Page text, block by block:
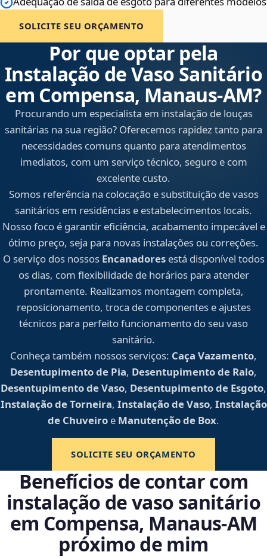
SOLICITE SEU ORÇAMENTO
Por que optar pela
Instalação de Vaso Sanitário
em Compensa, Manaus‑AM?
Procurando um especialista em instalação de louças
sanitárias na sua região? Oferecemos rapidez tanto para
necessidades comuns quanto para atendimentos
imediatos, com um serviço técnico, seguro e com
excelente custo.
Somos referência na colocação e substituição de vasos
sanitários em residências e estabelecimentos locais.
Nosso foco é garantir eficiência, acabamento impecável e
ótimo preço, seja para novas instalações ou correções.
O serviço dos nossos Encanadoresestá disponível todos
os dias, com flexibilidade de horários para atender
prontamente. Realizamos montagem completa,
reposicionamento, troca de componentes e ajustes
técnicos para perfeito funcionamento do seu vaso
sanitário.
Conheça também nossos serviços: Caça Vazamento,
Desentupimento de Pia, Desentupimento de Ralo,
Desentupimento de Vaso, Desentupimento de Esgoto,
Instalação de Torneira, Instalação de Vaso, Instalação
de Chuveiro e Manutenção de Box.
SOLICITE SEU ORÇAMENTO
Benefícios de contar com
instalação de vaso sanitário
em Compensa, Manaus‑AM
próximo de mim